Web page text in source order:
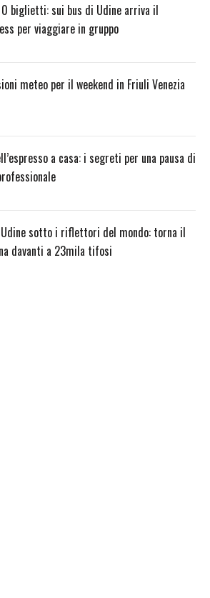
biglietti: sui bus di Udine arriva il
per viaggiare in gruppo
meteo per il weekend in Friuli Venezia
a casa: i segreti per una pausa di
Udine sotto i riflettori del mondo: torna il
davanti a 23mila tifosi